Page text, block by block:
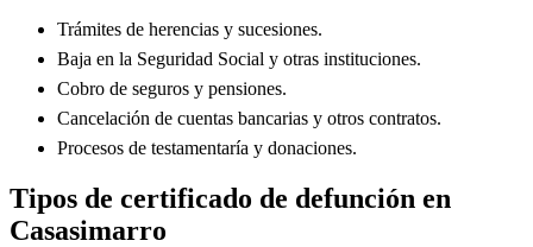
Trámites de herencias y sucesiones.
Baja en la Seguridad Social y otras instituciones.
Cobro de seguros y pensiones.
Cancelación de cuentas bancarias y otros contratos.
Procesos de testamentaría y donaciones.
Tipos de certificado de defunción en
Casasimarro